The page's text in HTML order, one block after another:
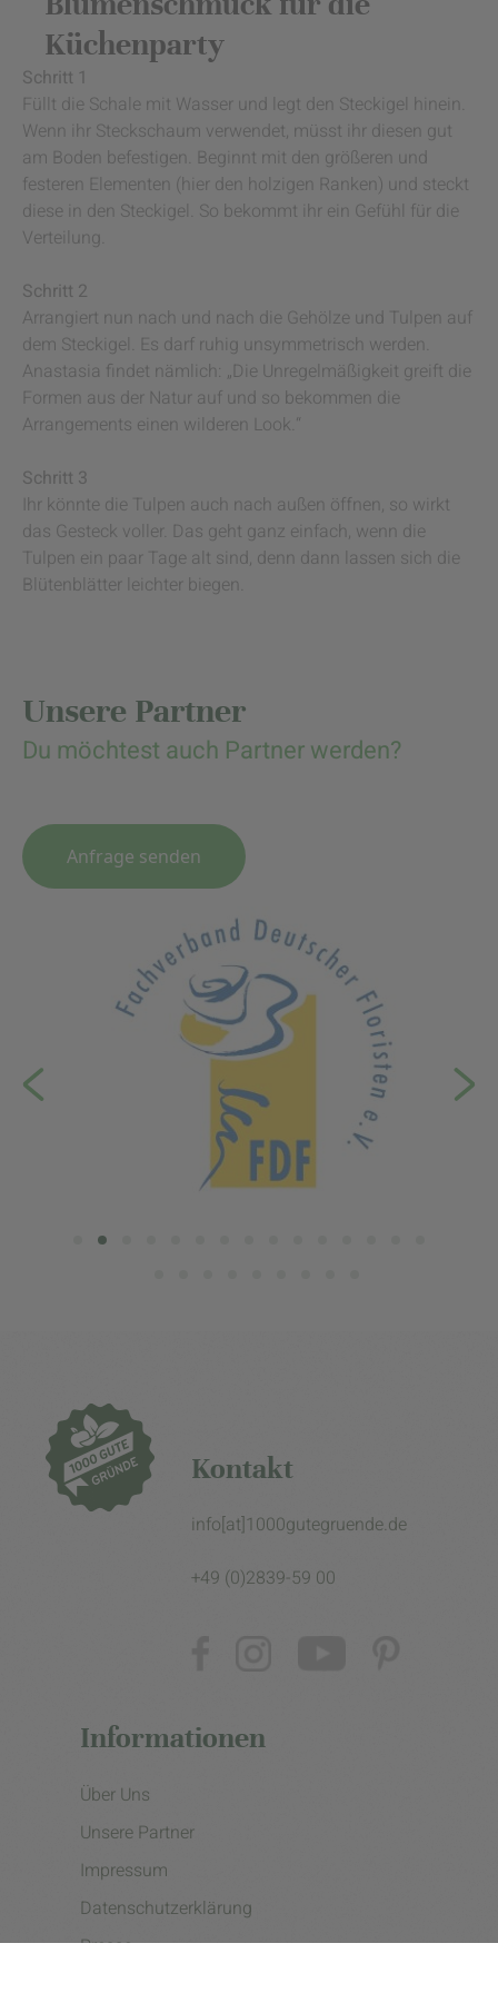
Küchenparty
Schritt 1
Füllt die Schale mit Wasser und legt den Steckigel hinein.
Wenn ihr Steckschaum verwendet, müsst ihr diesen gut
am Boden befestigen. Beginnt mit den größeren und
festeren Elementen (hier den holzigen Ranken) und steckt
diese in den Steckigel. So bekommt ihr ein Gefühl für die
Verteilung.
Schritt 2
Arrangiert nun nach und nach die Gehölze und Tulpen auf
dem Steckigel. Es darf ruhig unsymmetrisch werden.
Anastasia findet nämlich: „Die Unregelmäßigkeit greift die
Formen aus der Natur auf und so bekommen die
Arrangements einen wilderen Look.“
Schritt 3
Ihr könnte die Tulpen auch nach außen öffnen, so wirkt
das Gesteck voller. Das geht ganz einfach, wenn die
Tulpen ein paar Tage alt sind, denn dann lassen sich die
Blütenblätter leichter biegen.
Unsere Partner
Du möchtest auch Partner werden?
Anfrage senden
Kontakt
info[at]1000gutegruende.de
+49 (0)2839-59 00
Informationen
Über Uns
Unsere Partner
Impressum
Datenschutzerklärung
Presse